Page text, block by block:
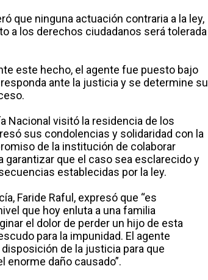
que ninguna actuación contraria a la ley,
a los derechos ciudadanos será tolerada
este hecho, el agente fue puesto bajo
ante la justicia y se determine su
Nacional visitó la residencia de los
sus condolencias y solidaridad con la
de la institución de colaborar
que el caso sea esclarecido y
establecidas por la ley.
Faride Raful, expresó que “es
que hoy enluta a una familia
el dolor de perder un hijo de esta
para la impunidad. El agente
de la justicia para que
enorme daño causado”.